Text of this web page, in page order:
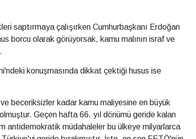
saptırmaya çalışırken Cumhurbaşkanı Erdoğan
borcu olarak görüyorsak, kamu malının israf ve
konuşmasında dikkat çektiği husus ise
beceriksizler kadar kamu maliyesine en büyük
olmuştur. Geçen hafta 66. yıl dönümü geride kalan
antidemokratik müdahaleler bu ülkeye milyarlarca